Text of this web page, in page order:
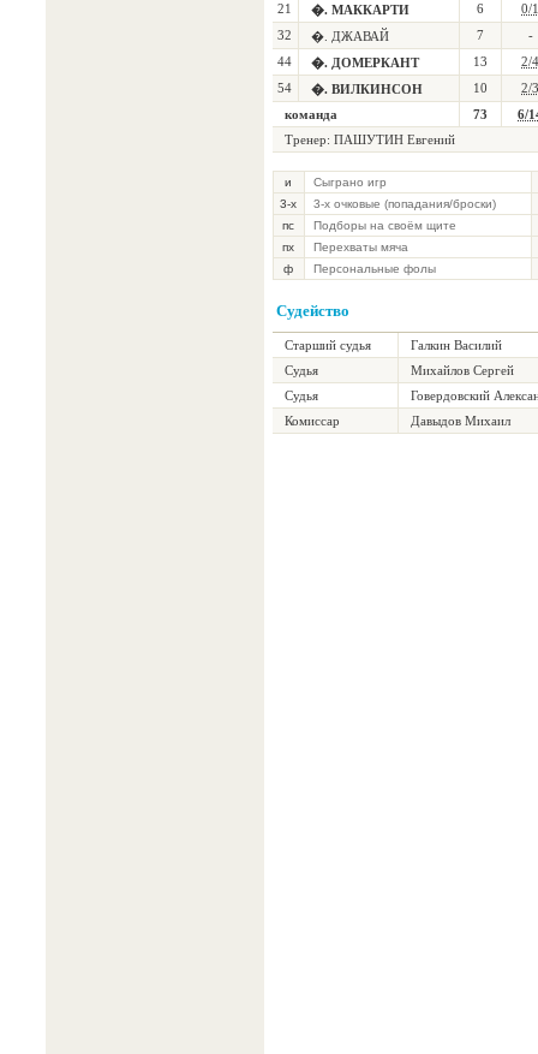
21
�. МАККАРТИ 6
0/1
32
�. ДЖАВАЙ 7
-
44
�. ДОМЕРКАНТ 13
2/4
54
�. ВИЛКИНСОН 10
2/3
команда
73
6/
Тренер: ПАШУТИН Евгений
и
Сыграно игр
3-х
3-х очковые (попадания/броски)
пс
Подборы на своём щите
пх
Перехваты мяча
ф
Персональные фолы
Судейство
Старший судья
Галкин Василий
Судья
Михайлов Сергей
Судья
Говердовский
Комиссар
Давыдов Михаил